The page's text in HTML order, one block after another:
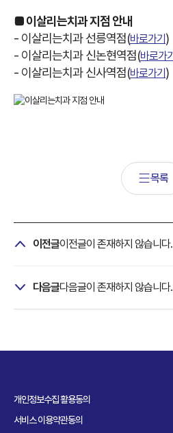
■ 이살리는치과 지점 안내
- 이살리는치과 선릉역점(바로가기 )
- 이살리는치과 신논현역점(바로가기
- 이살리는치과 신사역점(바로가기 )
목록
이전글이전글이 존재하지 않습니다.
다음글다음글이 존재하지 않습니다.
개인정보수집 활용동의
서비스 이용약관동의